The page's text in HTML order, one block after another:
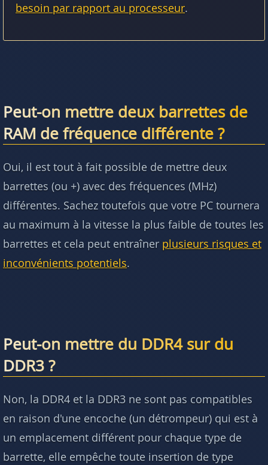
besoin par rapport au processeur.
Peut-on mettre deux barrettes de
RAM de fréquence différente ?
Oui, il est tout à fait possible de mettre deux
barrettes (ou +) avec des fréquences (MHz)
différentes. Sachez toutefois que votre PC tournera
au maximum à la vitesse la plus faible de toutes les
barrettes et cela peut entraîner plusieurs risques et
inconvénients potentiels.
Peut-on mettre du DDR4 sur du
DDR3 ?
Non, la DDR4 et la DDR3 ne sont pas compatibles
en raison d'une encoche (un détrompeur) qui est à
un emplacement différent pour chaque type de
barrette, elle empêche toute insertion de type